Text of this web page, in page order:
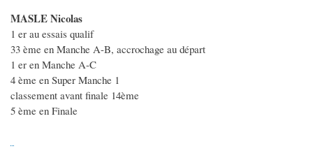
MASLE Nicolas
1 er au essais qualif
33 ème en Manche A-B, accrochage au départ
1 er en Manche A-C
4 ème en Super Manche 1
classement avant finale 14ème
5 ème en Finale